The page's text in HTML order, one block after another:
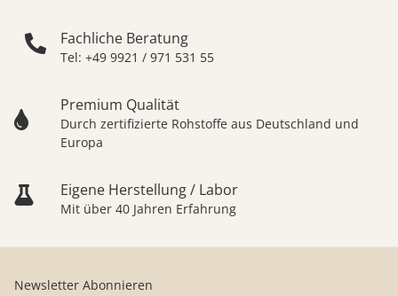
Fachliche Beratung
Tel: +49 9921 / 971 531 55
Premium Qualität
Durch zertifizierte Rohstoffe aus Deutschland und
Europa
Eigene Herstellung / Labor
Mit über 40 Jahren Erfahrung
Newsletter Abonnieren